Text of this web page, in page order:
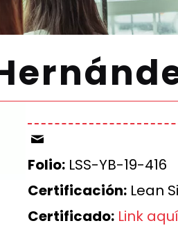
Folio:LSS-YB-19-416
Certificación:Lean
Certificado: Link aquí